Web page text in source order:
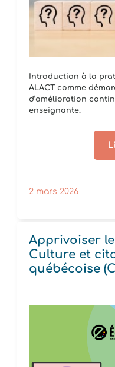
Introduction à la
ALACT comme
d’amélioration
enseignante.
2 mars 2026
Apprivoiser
Culture et
québécoise